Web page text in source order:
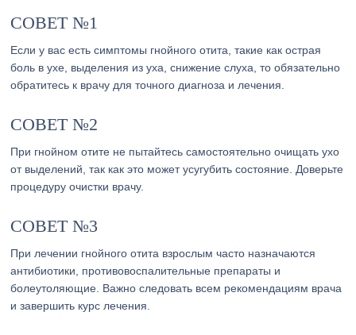
СОВЕТ №1
Если у вас есть симптомы гнойного отита, такие как острая
боль в ухе, выделения из уха, снижение слуха, то обязательно
обратитесь к врачу для точного диагноза и лечения.
СОВЕТ №2
При гнойном отите не пытайтесь самостоятельно очищать ухо
от выделений, так как это может усугубить состояние. Доверьте
процедуру очистки врачу.
СОВЕТ №3
При лечении гнойного отита взрослым часто назначаются
антибиотики, противовоспалительные препараты и
болеутоляющие. Важно следовать всем рекомендациям врача
и завершить курс лечения.